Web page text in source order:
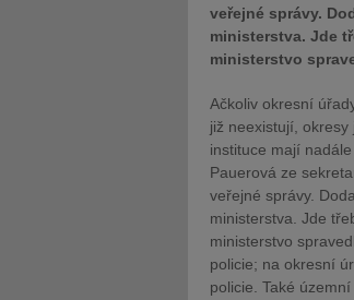
veřejné správy.
ministerstva. Jde
ministerstvo
Ačkoliv okresní
již neexistují,
instituce mají
Pauerová ze
veřejné správy.
ministerstva. Jde
ministerstvo
policie; na okresní
policie. Také